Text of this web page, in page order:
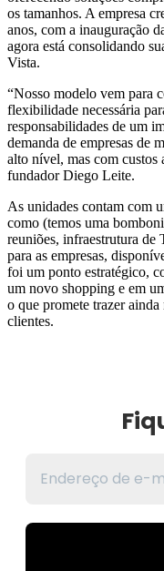
os tamanhos. A empresa
anos, com a inauguração
agora está consolidando
Vista.
“Nosso modelo vem para
flexibilidade necessária
responsabilidades de um
demanda de empresas de
alto nível, mas com custos
fundador Diego Leite.
As unidades contam com
como (temos uma
reuniões, infraestrutura de
para as empresas,
foi um ponto estratégico,
um novo shopping e em
o que promete trazer
clientes.